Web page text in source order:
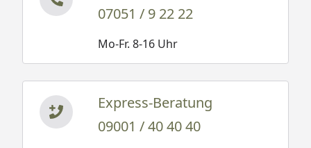
07051 / 9 22 22
Mo-Fr. 8-16 Uhr
Express-Beratung
09001 / 40 40 40